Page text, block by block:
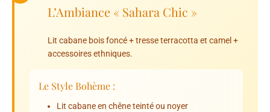
L’Ambiance « Sahara Chic »
Lit cabane bois foncé + tresse terracotta et camel +
accessoires ethniques.
Le Style Bohème :
Lit cabane en chêne teinté ou noyer